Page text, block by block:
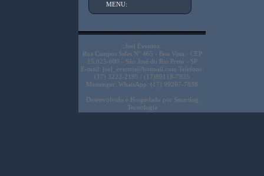
MENU:
::Joel Eventos::
Rua Campos Sales N° 465 - Boa Vista - CEP
15.025-600 - São José do Rio Preto - SP
E-mail: joel_eventos@hotmail.com Telefone:
(17) 3222-2195 / (17)99118-7935
Messenger: WhatsApp: (17) 99267-7838
Desenvolvido e Hospedado por Smartlog
Tecnologia